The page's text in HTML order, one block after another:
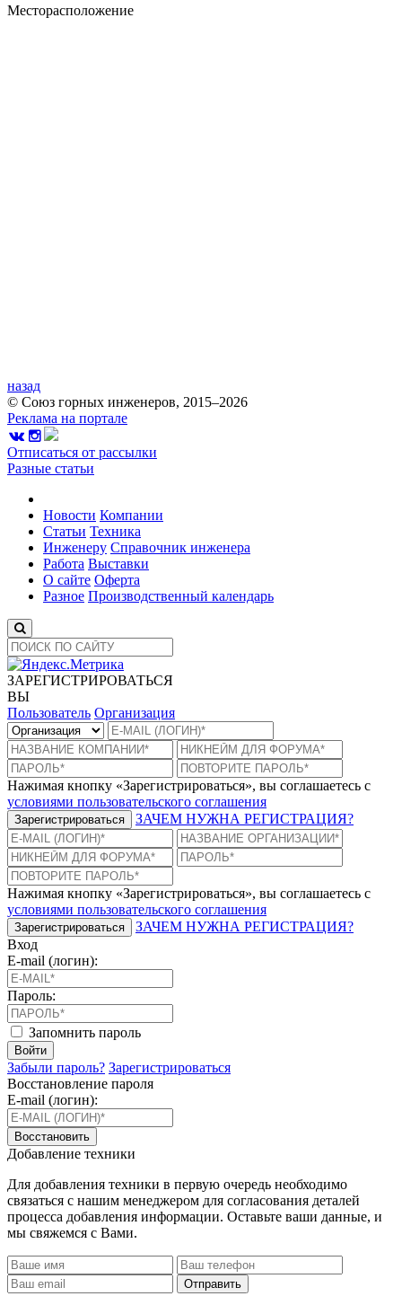
Месторасположение
назад
© Союз горных инженеров, 2015–2026
Реклама на портале
Отписаться от рассылки
Разные статьи
Новости Компании
Статьи Техника
Инженеру Справочник инженера
Работа Выставки
О сайте Оферта
Разное Производственный календарь
ЗАРЕГИСТРИРОВАТЬСЯ
ВЫ
Пользователь Организация
Нажимая кнопку «Зарегистрироваться», вы соглашаетесь с
условиями пользовательского соглашения
Зарегистрироваться ЗАЧЕМ НУЖНА РЕГИСТРАЦИЯ?
Нажимая кнопку «Зарегистрироваться», вы соглашаетесь с
условиями пользовательского соглашения
Зарегистрироваться
ЗАЧЕМ НУЖНА РЕГИСТРАЦИЯ?
Вход
E-mail (логин):
Пароль:
Запомнить пароль
Войти
Забыли пароль? Зарегистрироваться
Восстановление пароля
E-mail (логин):
Восстановить
Добавление техники
Для добавления техники в первую очередь необходимо
связаться с нашим менеджером для согласования деталей
процесса добавления информации. Оставьте ваши данные, и
мы свяжемся с Вами.